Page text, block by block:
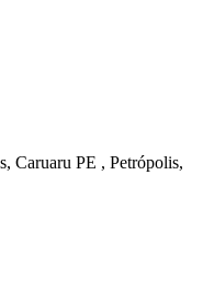
Caruaru PE , Petrópolis,